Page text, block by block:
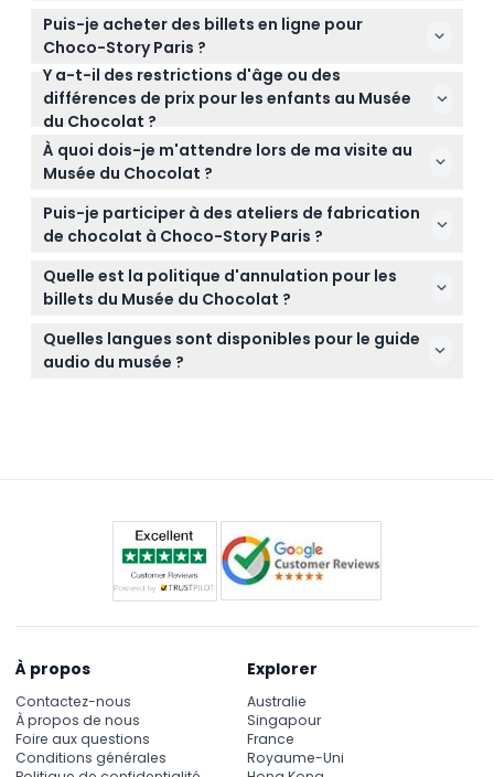
Le Musée du Chocolat à Paris est ouvert tous les
jours de 10h00 à 18h00, avec la dernière admission à
17h00. Il est fermé le 1er janvier et le 25 décembre
(sous réserve de modification — veuillez confirmer
au moment de la réservation).
Puis-je acheter des billets en ligne pour
Choco-Story Paris ?
Oui, vous pouvez réserver vos billets en ligne
directement sur ce site pour une entrée sans
tracas à Choco-Story Paris.
Y a-t-il des restrictions d'âge ou des
différences de prix pour les enfants au Musée
du Chocolat ?
Les enfants de moins de 3 ans entrent
gratuitement lorsqu'ils sont accompagnés d'un
de 3 à 11 ans sont proposés à un tarif réduit.
À quoi dois-je m'attendre lors de ma visite au
Musée du Chocolat ?
Attendez-vous à un voyage immersif dans l'histoire
du chocolat, avec des démonstrations en direct,
des dégustations, et une durée de visite
recommandée d'environ 1,5 heure pour profiter
pleinement des expositions.
Puis-je participer à des ateliers de fabrication
de chocolat à Choco-Story Paris ?
Oui, des ateliers de 45 minutes sont disponibles où
vous pouvez créer vos propres gourmandises en
ligne.
Quelle est la politique d'annulation pour les
billets du Musée du Chocolat ?
Les billets ne sont ni remboursables ni annulables
en aucune circonstance, assurez-vous donc que
Quelles langues sont disponibles pour le guide
audio du musée ?
À propos
Contactez-nous
À propos de nous
Foire aux questions
Conditions générales
Explorer
Australie
Singapour
France
Royaume-Uni